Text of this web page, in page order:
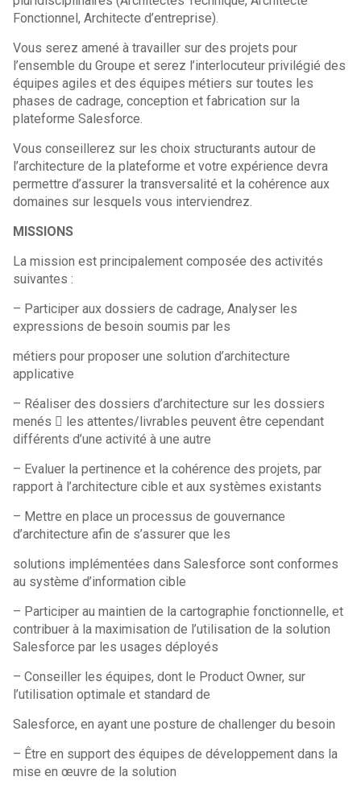
Fonctionnel, Architecte d’entreprise).
Vous serez amené à travailler sur des projets pour
l’ensemble du Groupe et serez l’interlocuteur privilégié des
équipes agiles et des équipes métiers sur toutes les
phases de cadrage, conception et fabrication sur la
plateforme Salesforce.
Vous conseillerez sur les choix structurants autour de
l’architecture de la plateforme et votre expérience devra
permettre d’assurer la transversalité et la cohérence aux
domaines sur lesquels vous interviendrez.
MISSIONS
La mission est principalement composée des activités
suivantes :
– Participer aux dossiers de cadrage, Analyser les
expressions de besoin soumis par les
métiers pour proposer une solution d’architecture
applicative
– Réaliser des dossiers d’architecture sur les dossiers
menés  les attentes/livrables peuvent être cependant
différents d’une activité à une autre
– Evaluer la pertinence et la cohérence des projets, par
rapport à l’architecture cible et aux systèmes existants
– Mettre en place un processus de gouvernance
d’architecture afin de s’assurer que les
solutions implémentées dans Salesforce sont conformes
au système d’information cible
– Participer au maintien de la cartographie fonctionnelle, et
contribuer à la maximisation de l’utilisation de la solution
Salesforce par les usages déployés
– Conseiller les équipes, dont le Product Owner, sur
l’utilisation optimale et standard de
Salesforce, en ayant une posture de challenger du besoin
– Être en support des équipes de développement dans la
mise en œuvre de la solution